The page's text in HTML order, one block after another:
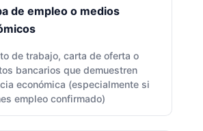
de empleo o medios
de trabajo, carta de oferta o
bancarios que demuestren
económica (especialmente si
empleo confirmado)